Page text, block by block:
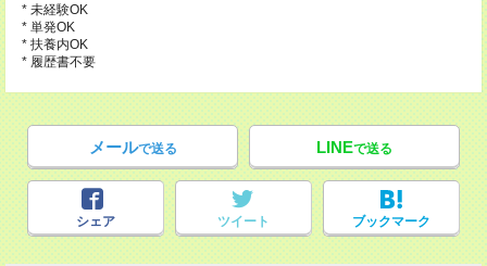
* 未経験OK
* 単発OK
* 扶養内OK
* 履歴書不要
メールで送る LINEで送る
シェア ツイート ブックマーク